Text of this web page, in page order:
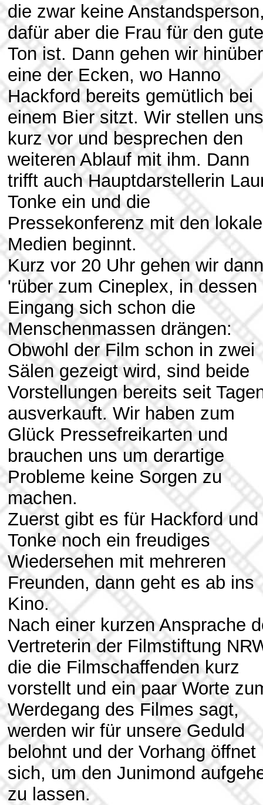
die zwar keine
dafür aber die Frau für den
Ton ist. Dann gehen wir
eine der Ecken, wo Hanno
Hackford bereits gemütlich bei
einem Bier sitzt. Wir stellen uns
kurz vor und besprechen den
weiteren Ablauf mit ihm. Dann
trifft auch Hauptdarstellerin
Tonke ein und die
Pressekonferenz mit den
Medien beginnt.
Kurz vor 20 Uhr gehen wir dann
'rüber zum Cineplex, in dessen
Eingang sich schon die
Menschenmassen drängen:
Obwohl der Film schon in zwei
Sälen gezeigt wird, sind beide
Vorstellungen bereits seit
ausverkauft. Wir haben zum
Glück Pressefreikarten und
brauchen uns um derartige
Probleme keine Sorgen zu
machen.
Zuerst gibt es für Hackford und
Tonke noch ein freudiges
Wiedersehen mit mehreren
Freunden, dann geht es ab ins
Kino.
Nach einer kurzen Ansprache
Vertreterin der Filmstiftung
die die Filmschaffenden kurz
vorstellt und ein paar Worte
Werdegang des Filmes sagt,
werden wir für unsere Geduld
belohnt und der Vorhang öffnet
sich, um den Junimond
zu lassen.